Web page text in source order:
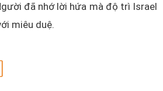
đã nhớ lời hứa mà độ trì Israel
miêu duệ.